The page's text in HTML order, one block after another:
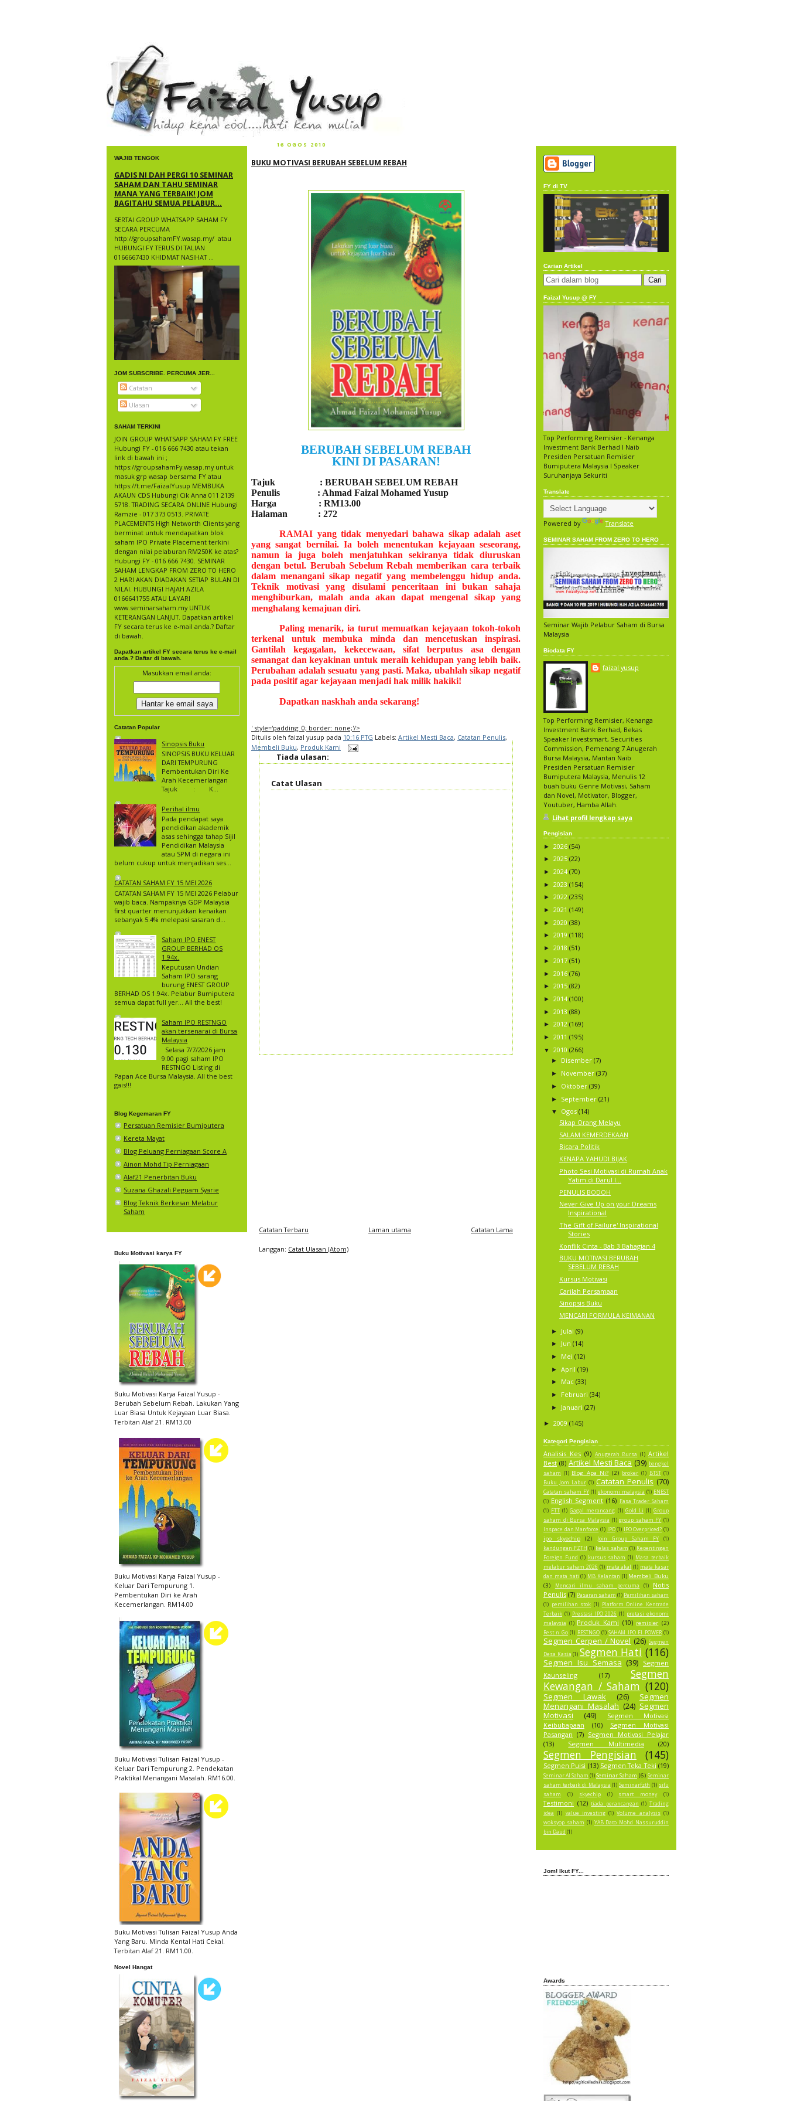
faizal yusup
WAJIB TENGOK
GADIS NI DAH PERGI 10 SEMINAR
SAHAM DAN TAHU SEMINAR
MANA YANG TERBAIK! JOM
BAGITAHU SEMUA PELABUR...
SERTAI GROUP WHATSAPP SAHAM FY
SECARA PERCUMA
http://groupsahamFY.wasap.my/ ​ atau
HUBUNGI FY TERUS DI TALIAN
0166667430 KHIDMAT NASIHAT ...
JOM SUBSCRIBE. PERCUMA JER...
Catatan
Ulasan
SAHAM TERKINI
JOIN GROUP WHATSAPP SAHAM FY FREE
Hubungi FY - 016 666 7430 atau tekan
link di bawah ini ;
https://groupsahamFy.wasap.my untuk
masuk grp wasap bersama FY atau
https://t.me/FaizalYusup MEMBUKA
AKAUN CDS Hubungi Cik Anna 011 2139
5718. TRADING SECARA ONLINE Hubungi
Ramzie - 017 373 0513. PRIVATE
PLACEMENTS High Networth Clients yang
berminat untuk mendapatkan blok
saham IPO Private Placement terkini
dengan nilai pelaburan RM250K ke atas?
Hubungi FY - 016 666 7430. SEMINAR
SAHAM LENGKAP FROM ZERO TO HERO
2 HARI AKAN DIADAKAN SETIAP BULAN DI
NILAI. HUBUNGI HAJAH AZILA
0166641755 ATAU LAYARI
www.seminarsaham.my UNTUK
KETERANGAN LANJUT. Dapatkan artikel
FY secara terus ke e-mail anda.? Daftar
di bawah.
Dapatkan artikel FY secara terus ke e-mail
anda.? Daftar di bawah.
Masukkan email anda:
Catatan Popular
Sinopsis Buku
SINOPSIS BUKU KELUAR
DARI TEMPURUNG
Pembentukan Diri Ke
Arah Kecemerlangan
Tajuk : K...
Perihal ilmu
Pada pendapat saya
pendidikan akademik
asas sehingga tahap Sijil
Pendidikan Malaysia
atau SPM di negara ini
belum cukup untuk menjadikan ses...
CATATAN SAHAM FY 15 MEI 2026
CATATAN SAHAM FY 15 MEI 2026 Pelabur
wajib baca. Nampaknya GDP Malaysia
first quarter menunjukkan kenaikan
sebanyak 5.4% melepasi sasaran d...
Saham IPO ENEST
GROUP BERHAD OS
1.94x.
Keputusan Undian
Saham IPO sarang
burung ENEST GROUP
BERHAD OS 1.94x. Pelabur Bumiputera
semua dapat full yer… All the best!
Saham IPO RESTNGO
akan tersenarai di Bursa
Malaysia
Selasa 7/7/2026 jam
9:00 pagi saham IPO
RESTNGO Listing di
Papan Ace Bursa Malaysia. All the best
gais!!!
Blog Kegemaran FY
Persatuan Remisier Bumiputera
Kereta Mayat
Blog Peluang Perniagaan Score A
Ainon Mohd Tip Perniagaan
Alaf21 Penerbitan Buku
Suzana Ghazali Peguam Syarie
Blog Teknik Berkesan Melabur
Saham
Buku Motivasi karya FY
Buku Motivasi Karya Faizal Yusup -
Berubah Sebelum Rebah. Lakukan Yang
Luar Biasa Untuk Kejayaan Luar Biasa.
Terbitan Alaf 21. RM13.00
Buku Motivasi Karya Faizal Yusup -
Keluar Dari Tempurung 1.
Pembentukan Diri ke Arah
Kecemerlangan. RM14.00
Buku Motivasi Tulisan Faizal Yusup -
Keluar Dari Tempurung 2. Pendekatan
Praktikal Menangani Masalah. RM16.00.
Buku Motivasi Tulisan Faizal Yusup Anda
Yang Baru. Minda Kental Hati Cekal.
Terbitan Alaf 21. RM11.00.
Novel Hangat
16 OGOS 2010
BUKU MOTIVASI BERUBAH SEBELUM REBAH
BERUBAH SEBELUM REBAH
KINI DI PASARAN!
Tajuk : BERUBAH SEBELUM REBAH
Penulis : Ahmad Faizal Mohamed Yusup
Harga : RM13.00
Halaman : 272
RAMAI yang tidak menyedari bahawa sikap adalah aset
yang sangat bernilai. Ia boleh menentukan kejayaan seseorang,
namun ia juga boleh menjatuhkan sekiranya tidak diuruskan
dengan betul. Berubah Sebelum Rebah memberikan cara terbaik
dalam menangani sikap negatif yang membelenggu hidup anda.
Teknik motivasi yang disulami penceritaan ini bukan sahaja
menghiburkan, malah anda akan dapat mengenal sikap yang
menghalang kemajuan diri.
Paling menarik, ia turut memuatkan kejayaan tokoh-tokoh
terkenal untuk membuka minda dan mencetuskan inspirasi.
Gantilah kegagalan, kekecewaan, sifat berputus asa dengan
semangat dan keyakinan untuk meraih kehidupan yang lebih baik.
Perubahan adalah sesuatu yang pasti. Maka, ubahlah sikap negatif
pada positif agar kejayaan menjadi hak milik hakiki!
Dapatkan naskhah anda sekarang!
' style='padding: 0; border: none;'/>
Ditulis oleh faizal yusup pada 10:16 PTG Labels: Artikel Mesti Baca, Catatan Penulis,
Membeli Buku, Produk Kami
Tiada ulasan:
Catat Ulasan
Catatan Terbaru Catatan Lama
Laman utama
Langgan: Catat Ulasan (Atom)
FY di TV
Carian Artikel
Faizal Yusup @ FY
Top Performing Remisier - Kenanga
Investment Bank Berhad l Naib
Presiden Persatuan Remisier
Bumiputera Malaysia l Speaker
Suruhanjaya Sekuriti
Translate
Powered by Translate
SEMINAR SAHAM FROM ZERO TO HERO
Seminar Wajib Pelabur Saham di Bursa
Malaysia
Biodata FY
faizal yusup
Top Performing Remisier, Kenanga
Investment Bank Berhad, Bekas
Speaker Investsmart, Securities
Commission, Pemenang 7 Anugerah
Bursa Malaysia, Mantan Naib
Presiden Persatuan Remisier
Bumiputera Malaysia, Menulis 12
buah buku Genre Motivasi, Saham
dan Novel, Motivator, Blogger,
Youtuber, Hamba Allah.
Lihat profil lengkap saya
Pengisian
► 2026 (54)
► 2025 (22)
► 2024 (70)
► 2023 (154)
► 2022 (235)
► 2021 (149)
► 2020 (38)
► 2019 (118)
► 2018 (51)
► 2017 (51)
► 2016 (76)
► 2015 (82)
► 2014 (100)
► 2013 (88)
► 2012 (169)
► 2011 (195)
▼ 2010 (266)
► Disember (7)
► November (37)
► Oktober (39)
► September (21)
▼ Ogos (14)
Sikap Orang Melayu
SALAM KEMERDEKAAN
Bicara Politik
KENAPA YAHUDI BIJAK
Photo Sesi Motivasi di Rumah Anak
Yatim di Darul I...
PENULIS BODOH
Never Give Up on your Dreams
Inspirational
'The Gift of Failure' Inspirational
Stories
Konflik Cinta - Bab 3 Bahagian 4
BUKU MOTIVASI BERUBAH
SEBELUM REBAH
Kursus Motivasi
Carilah Persamaan
Sinopsis Buku
MENCARI FORMULA KEIMANAN
► Julai (9)
► Jun (14)
► Mei (12)
► April (19)
► Mac (33)
► Februari (34)
► Januari (27)
► 2009 (145)
Kategori Pengisian
Analisis Kes (9) Anugerah Bursa (1) Artikel
Best (8) Artikel Mesti Baca (39) bengkel
saham (1) Blog Apa Ni? (2) broker (1) BTST (1)
Buku Jom Labur (1) Catatan Penulis (70)
Catatan saham FY (1) ekonomi malaysia (1) ENEST
(1) English Segment (16) Fasa Trader Saham
(1) FTT (1) Gagal merancang (1) Gold Li (1) Group
saham di Bursa Malaysia (1) group saham FY (1)
Inspace dan Manforce (1) IPO (1) IPO Overpriced? (1)
ipo skyechip (2) Join Group Saham FY
(1)
kandungan FZTH (1) kelas saham (1) Kepentingan
Foreign Fund (1) kursus saham (1) Masa terbaik
melabur saham 2026 (1) mata akal (1) mata kasar
dan mata hati (1) MB Kelantan (1) Membeli Buku
(3)
Mencari ilmu saham percuma (1)
Notis
Penulis (7) Pasaran saham (1) Pemilihan saham
(1) pemilihan stok (1) Platform Online Kentrade
Terbaik (1) Prestasi IPO 2026 (1) pretasi ekonomi
malaysia (1) Produk Kami (10) remisier (2)
Rest n Go (1) RESTNGO (1) SAHAM IPO EI POWER (1)
Segmen Cerpen / Novel (26) Segmen
Desa Kasia (1) Segmen Hati (116)
Segmen Isu Semasa (39) Segmen
Kaunseling
(17)
Segmen
Kewangan / Saham (120)
Segmen Lawak (26)
Segmen
Menangani Masalah (24) Segmen
Motivasi
(49)
Segmen Motivasi
Keibubapaan
(10)
Segmen Motivasi
Pasangan (7) Segmen Motivasi Pelajar
(13)
Segmen Multimedia (20)
Segmen Pengisian (145)
Segmen Puisi (13) Segmen Teka Teki (19)
Seminar AI Saham (1)Seminar Saham (6) Seminar
saham terbaik di Malaysia (1) Seminarfzth (1) sifu
saham
(1) skyechip (1) smart money (1)
Testimoni (12) tiada perancangan (1) Trading
idea (1) value investing (1) Volume analysis (1)
woksyop saham (1) YAB Dato Mohd Nassuruddin
bin Daud (1)
Jom! Ikut FY...
Awards